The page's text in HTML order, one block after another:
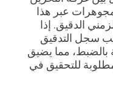
عبر هذا
الدقيق. إذا
سجل التدقيق
مما يضيق
للتحقيق في